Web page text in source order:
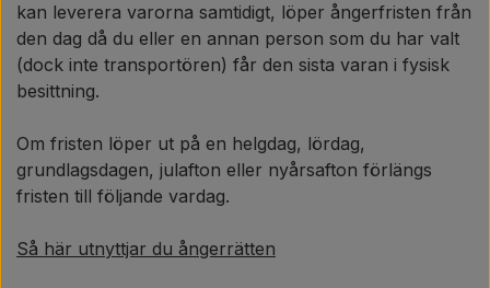
kan leverera varorna samtidigt, löper ångerfristen från
den dag då du eller en annan person som du har valt
(dock inte transportören) får den sista varan i fysisk
besittning.
Om fristen löper ut på en helgdag, lördag,
grundlagsdagen, julafton eller nyårsafton förlängs
fristen till följande vardag.
Så här utnyttjar du ångerrätten